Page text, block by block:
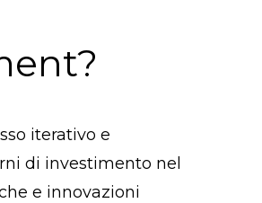
iterativo e
di investimento nel
e innovazioni